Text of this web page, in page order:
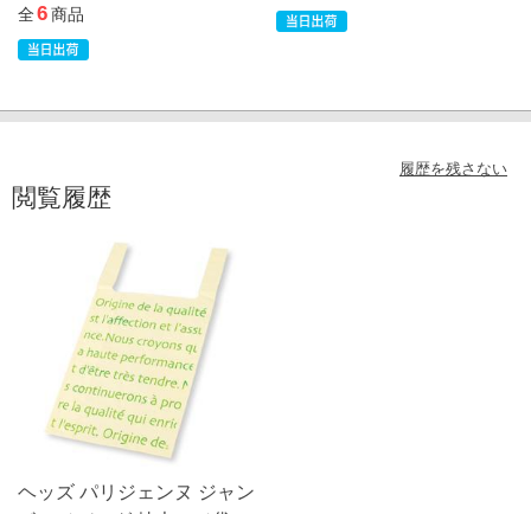
全6商品
履歴を残さない
閲覧履歴
ヘッズ パリジェンヌ ジャン